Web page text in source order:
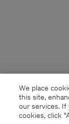
We place
this site,
our services.
cookies, click